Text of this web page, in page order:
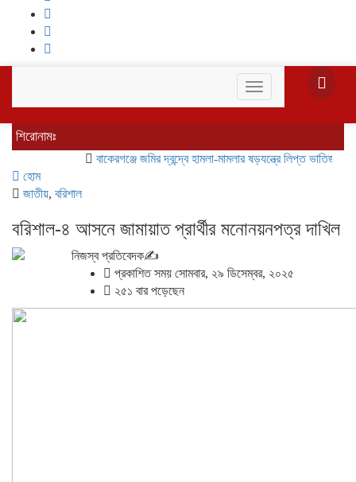
Toggle
navigation
শিরোনামঃ
বাকেরগঞ্জে জমির দ্বন্দ্বে হামলা-মামলার ষড়যন্ত্রে লিপ্ত ভাতিজার বিরুদ্ধে
হোম
জাতীয়, বরিশাল
বরিশাল-৪ আসনে জামায়াত প্রার্থীর মনোনয়নপত্র দাখিল
নিজস্ব প্রতিবেদক✍️
প্রকাশিত সময় সোমবার, ২৯ ডিসেম্বর, ২০২৫
২৫১ বার পড়েছেন